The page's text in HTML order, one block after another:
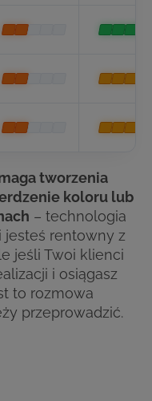
tworzenia
koloru lub
– technologia
jesteś rentowny z
jeśli Twoi klienci
i osiągasz
to rozmowa
przeprowadzić.